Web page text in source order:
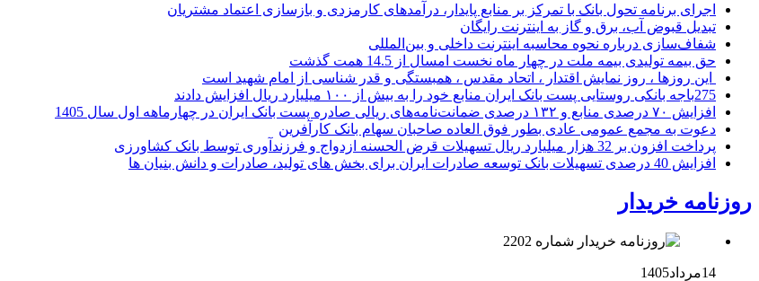
اجرای برنامه تحول بانک با تمرکز بر منابع پایدار، درآمدهای کارمزدی و بازسازی اعتماد مشتریان
تبدیل قبوض آب، برق و گاز به اینترنت رایگان
شفاف‌سازی درباره نحوه محاسبه اینترنت داخلی و بین‌المللی
حق بیمه تولیدی بیمه ملت در چهار ماه نخست امسال از 14.5 همت گذشت
این روزها ، روز نمایش اقتدار ، اتحاد مقدس ، همبستگی و قدر شناسی از امام شهید است
275باجه بانکی روستایی پست بانک ایران منابع خود را به بیش از ۱۰۰ میلیارد ریال افزایش دادند
افزایش ۷۰ درصدی منابع و ۱۳۲ درصدی ضمانت‌نامه‌های ریالی صادره پست بانک ایران در چهارماهه اول سال 1405
دعوت به مجمع عمومی عادی بطور فوق العاده صاحبان سهام بانک کارآفرین
پرداخت افزون بر 32 هزار میلیارد ریال تسهیلات قرض الحسنه ازدواج و فرزندآوری توسط بانک کشاورزی
افزایش 40 درصدی تسهیلات بانک توسعه صادرات ایران برای بخش های تولید، صادرات و دانش بنیان ها
روزنامه خریدار
14مرداد1405